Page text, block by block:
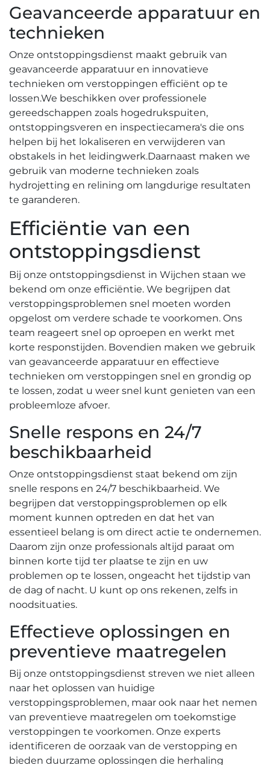
Geavanceerde apparatuur en
technieken
Onze ontstoppingsdienst maakt gebruik van
geavanceerde apparatuur en innovatieve
technieken om verstoppingen efficiënt op te
lossen.​ We beschikken over professionele
gereedschappen zoals hogedrukspuiten,
ontstoppingsveren en inspectiecamera's die ons
helpen bij het lokaliseren en verwijderen van
obstakels in het leidingwerk.​ Daarnaast maken we
gebruik van moderne technieken zoals
hydrojetting en relining om langdurige resultaten
te garanderen.​
Efficiëntie van een
ontstoppingsdienst
Bij onze ontstoppingsdienst in Wijchen staan we
bekend om onze efficiëntie.​ We begrijpen dat
verstoppingsproblemen snel moeten worden
opgelost om verdere schade te voorkomen. Ons
team reageert snel op oproepen en werkt met
korte responstijden.​ Bovendien maken we gebruik
van geavanceerde apparatuur en effectieve
technieken om verstoppingen snel en grondig op
te lossen, zodat u weer snel kunt genieten van een
probleemloze afvoer.​
Snelle respons en 24/7
beschikbaarheid
Onze ontstoppingsdienst staat bekend om zijn
snelle respons en 24/7 beschikbaarheid.​ We
begrijpen dat verstoppingsproblemen op elk
moment kunnen optreden en dat het van
essentieel belang is om direct actie te ondernemen.
Daarom zijn onze professionals altijd paraat om
binnen korte tijd ter plaatse te zijn en uw
problemen op te lossen, ongeacht het tijdstip van
de dag of nacht.​ U kunt op ons rekenen, zelfs in
noodsituaties.​
Effectieve oplossingen en
preventieve maatregelen
Bij onze ontstoppingsdienst streven we niet alleen
naar het oplossen van huidige
verstoppingsproblemen, maar ook naar het nemen
van preventieve maatregelen om toekomstige
verstoppingen te voorkomen. Onze experts
identificeren de oorzaak van de verstopping en
bieden duurzame oplossingen die herhaling